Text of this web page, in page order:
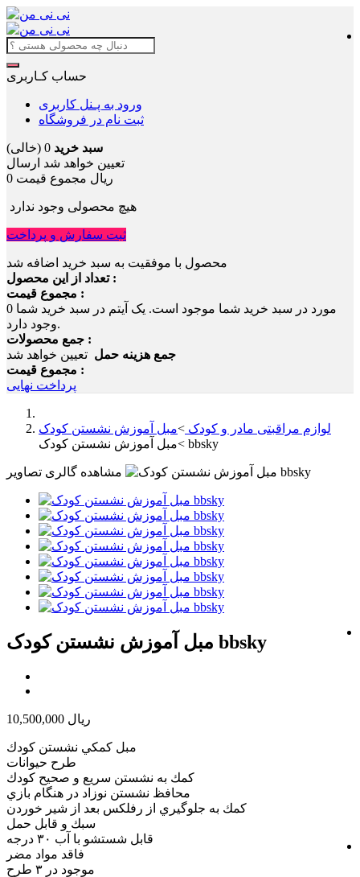
حساب کـاربری
ورود به پـنل کاربری
ثبت نام در فروشگاه
سبد خرید 0 (خالی)
تعیین خواهد شد ارسال
0 ریال مجموع قیمت
هیچ محصولی وجود ندارد
ثبت سفارش و پرداخت
محصول با موفقیت به سبد خرید اضافه شد
تعداد از این محصول :
مجموع قیمت :
0
مورد در سبد خرید شما موجود است. یک آیتم در سبد خرید شما
وجود دارد.
جمع محصولات :
جمع هزینه حمل تعیین خواهد شد
مجموع قیمت :
پرداخت نهایی
لوازم مراقبتی مادر و کودک >مبل آموزش نشستن کودک
> مبل آموزش نشستن کودک bbsky
مشاهده گالری تصاویر
مبل آموزش نشستن کودک bbsky
10,500,000 ریال
مبل كمكي نشستن كودك
طرح حیوانات
كمك به نشستن سريع و صحيح كودك
محافظ نشستن نوزاد در هنگام بازي
كمك به جلوگيري از رفلكس بعد از شير خوردن
سبك و قابل حمل
قابل شستشو با آب ٣٠ درجه
فاقد مواد مضر
موجود در ۳ طرح